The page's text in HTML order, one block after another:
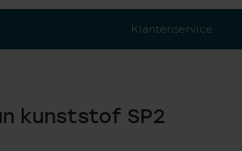
Klantenservice
kunststof SP2